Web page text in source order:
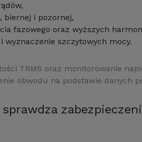
biernej i pozornej,
fazowego oraz wyższych
wyznaczenie szczytowych mocy.
TRMS oraz monitorowanie
obwodu na podstawie danych